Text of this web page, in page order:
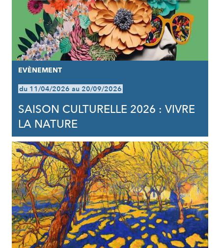
EVÈNEMENT
du 11/04/2026 au 20/09/2026
SAISON CULTURELLE 2026 : VIVRE
LA NATURE